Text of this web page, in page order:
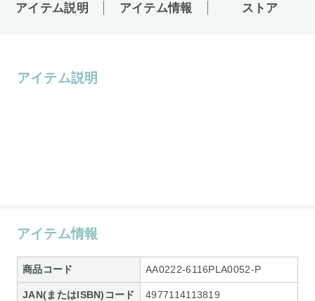
アイテム説明 アイテム情報 ストア
アイテム説明
アイテム情報
商品コード AA0222-6116PLA0052-P
JAN(またはISBN)コード 4977114113819